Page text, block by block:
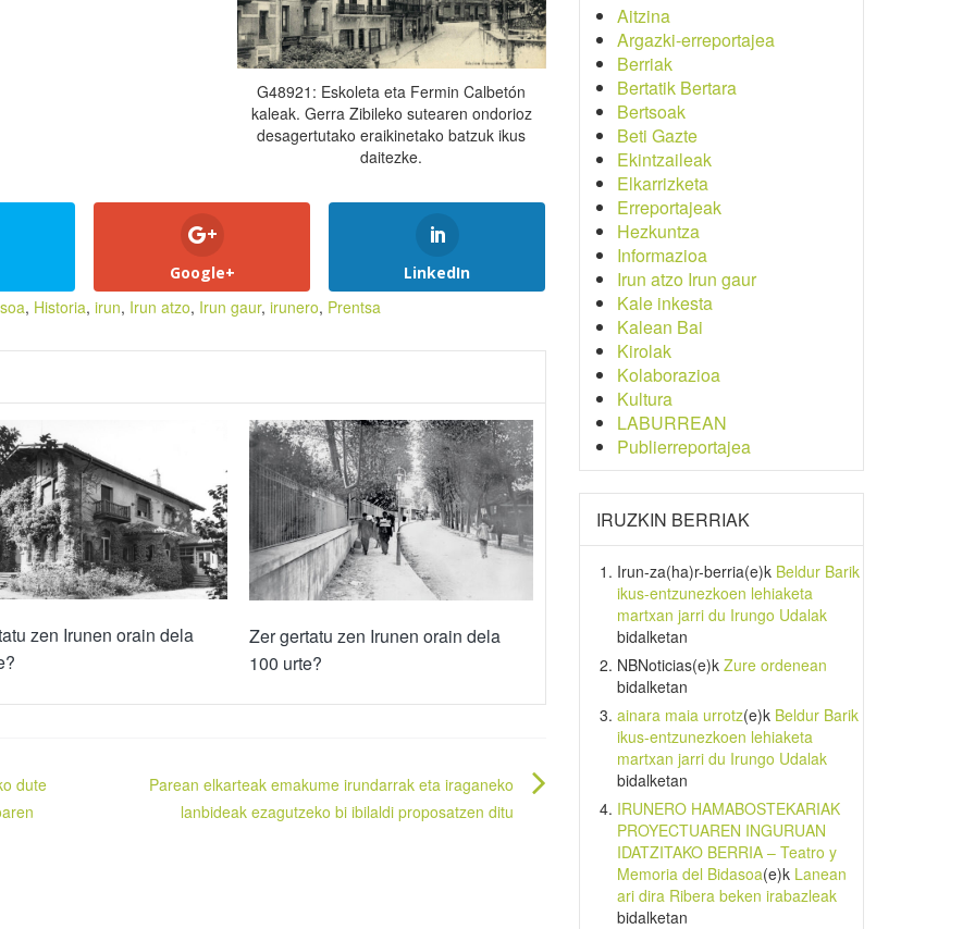
G48921: Eskoleta eta Fermin Calbetón
kaleak. Gerra Zibileko sutearen ondorioz
desagertutako eraikinetako batzuk ikus
daitezke.
Google+ LinkedIn
, Historia, irun, Irun atzo, Irun gaur, irunero, Prentsa
zen Irunen orain dela
Zer gertatu zen Irunen orain dela
100 urte?
dute
Parean elkarteak emakume irundarrak eta iraganeko
lanbideak ezagutzeko bi ibilaldi proposatzen ditu
Aitzina
Argazki-erreportajea
Berriak
Bertatik Bertara
Bertsoak
Beti Gazte
Ekintzaileak
Elkarrizketa
Erreportajeak
Hezkuntza
Informazioa
Irun atzo Irun gaur
Kale inkesta
Kalean Bai
Kirolak
Kolaborazioa
Kultura
LABURREAN
Publierreportajea
IRUZKIN BERRIAK
Irun-za(ha)r-berria(e)k Beldur Barik
ikus-entzunezkoen lehiaketa
martxan jarri du Irungo Udalak
bidalketan
NBNoticias(e)k Zure ordenean
bidalketan
ainara maia urrotz(e)k Beldur Barik
ikus-entzunezkoen lehiaketa
martxan jarri du Irungo Udalak
bidalketan
IRUNERO HAMABOSTEKARIAK
PROYECTUAREN INGURUAN
IDATZITAKO BERRIA – Teatro y
Memoria del Bidasoa(e)k Lanean
ari dira Ribera beken irabazleak
bidalketan